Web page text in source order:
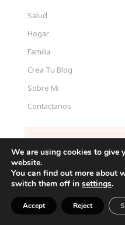
Salud
Hogar
Familia
Crea Tu Blog
Sobre Mi
Contactanos
15 Cortes Bob que
Modernas que Están
Cómo vestir bien en
verte fresco y con estilo)
We are using cookies to give
website.
You can find out more about
switch them off in settings.
Accept Reject